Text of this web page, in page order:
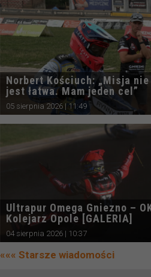
Norbert Kościuch: „Misja nie
jest łatwa. Mam jeden cel”
05 sierpnia 2026 | 11:49
Ultrapur Omega Gniezno –
Kolejarz Opole [GALERIA]
04 sierpnia 2026 | 10:37
««« Starsze wiadomości